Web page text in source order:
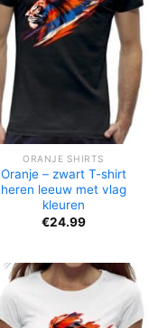
ORANJE SHIRTS
Oranje – zwart T-shirt
heren leeuw met vlag
kleuren
€24.99